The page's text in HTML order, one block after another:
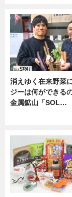
消えゆく在来野菜
ジーは何ができる
金属鉱山「SOL…